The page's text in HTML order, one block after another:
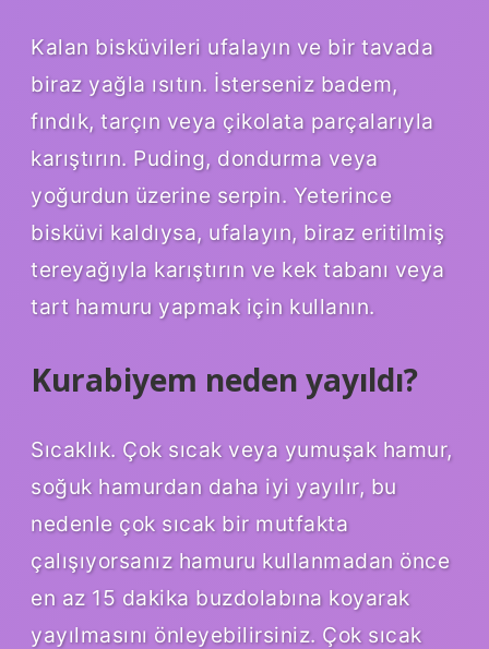
Kalan bisküvileri ufalayın ve bir tavada
biraz yağla ısıtın. İsterseniz badem,
fındık, tarçın veya çikolata parçalarıyla
karıştırın. Puding, dondurma veya
yoğurdun üzerine serpin. Yeterince
bisküvi kaldıysa, ufalayın, biraz eritilmiş
tereyağıyla karıştırın ve kek tabanı veya
tart hamuru yapmak için kullanın.
Kurabiyem neden yayıldı?
Sıcaklık. Çok sıcak veya yumuşak hamur,
soğuk hamurdan daha iyi yayılır, bu
nedenle çok sıcak bir mutfakta
çalışıyorsanız hamuru kullanmadan önce
en az 15 dakika buzdolabına koyarak
yayılmasını önleyebilirsiniz. Çok sıcak